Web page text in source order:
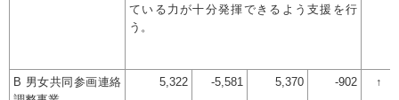
ている力が十分発揮できるよう支援を行
う。
B 男女共同参画連絡
5,322 -5,581 5,370 -902 ↑